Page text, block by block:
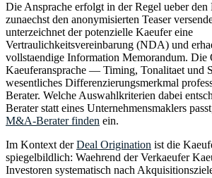
Die Ansprache erfolgt in der Regel ueber
zunaechst den anonymisierten Teaser
unterzeichnet der potenzielle Kaeufer eine
Vertraulichkeitsvereinbarung (NDA) und
vollstaendige Information Memorandum. Die
Kaeuferansprache — Timing, Tonalitaet und
wesentliches Differenzierungsmerkmal
Berater. Welche Auswahlkriterien dabei
Berater statt eines Unternehmensmaklers
M&A-Berater finden ein.
Im Kontext der Deal Origination ist die
spiegelbildlich: Waehrend der Verkaeufer
Investoren systematisch nach